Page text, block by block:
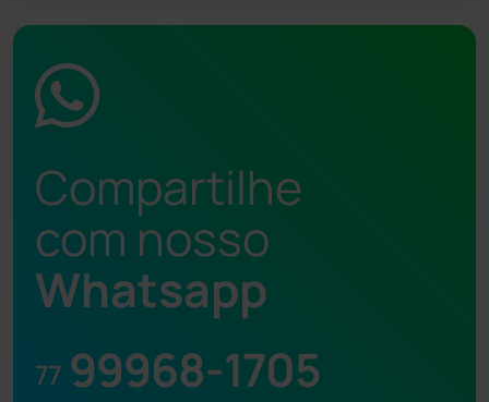
Compartilhe
com nosso
Whatsapp
77 99968-1705